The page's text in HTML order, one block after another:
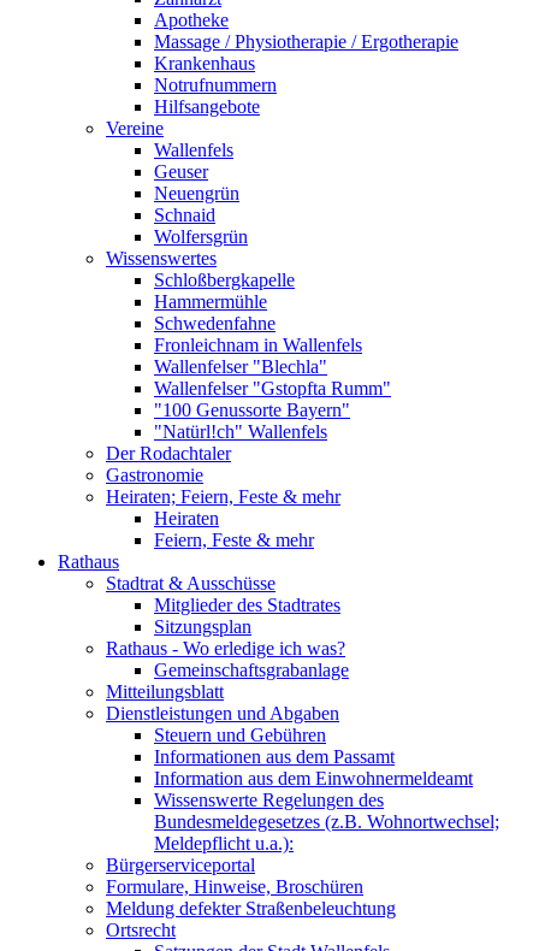
Apotheke
Massage / Physiotherapie / Ergotherapie
Krankenhaus
Notrufnummern
Hilfsangebote
Vereine
Wallenfels
Geuser
Neuengrün
Schnaid
Wolfersgrün
Wissenswertes
Schloßbergkapelle
Hammermühle
Schwedenfahne
Fronleichnam in Wallenfels
Wallenfelser "Blechla"
Wallenfelser "Gstopfta Rumm"
"100 Genussorte Bayern"
"Natürl!ch" Wallenfels
Der Rodachtaler
Gastronomie
Heiraten; Feiern, Feste & mehr
Heiraten
Feiern, Feste & mehr
Rathaus
Stadtrat & Ausschüsse
Mitglieder des Stadtrates
Sitzungsplan
Rathaus - Wo erledige ich was?
Gemeinschaftsgrabanlage
Mitteilungsblatt
Dienstleistungen und Abgaben
Steuern und Gebühren
Informationen aus dem Passamt
Information aus dem Einwohnermeldeamt
Wissenswerte Regelungen des
Bundesmeldegesetzes (z.B. Wohnortwechsel;
Meldepflicht u.a.):
Bürgerserviceportal
Formulare, Hinweise, Broschüren
Meldung defekter Straßenbeleuchtung
Ortsrecht